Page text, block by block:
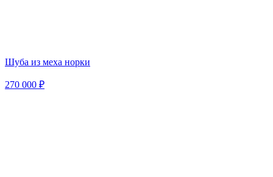
Шуба из меха норки
270 000 ₽